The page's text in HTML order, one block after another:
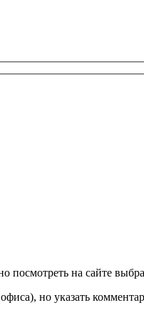
посмотреть на сайте
офиса), но указать